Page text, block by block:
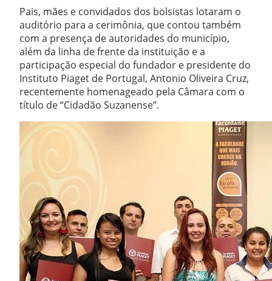
Pais, mães e convidados dos bolsistas lotaram o
auditório para a cerimônia, que contou também
com a presença de autoridades do município,
além da linha de frente da instituição e a
participação especial do fundador e presidente do
Instituto Piaget de Portugal, Antonio Oliveira Cruz,
recentemente homenageado pela Câmara com o
título de “Cidadão Suzanense”.